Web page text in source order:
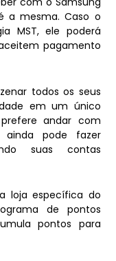
a mesma. Caso o
MST, ele poderá
pagamento
todos os seus
em um único
andar com
ainda pode fazer
suas contas
loja específica do
de pontos
pontos para